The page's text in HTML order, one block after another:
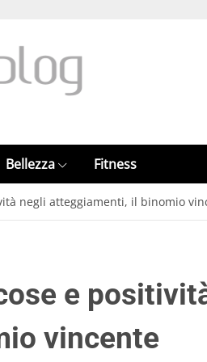
Bellezza Fitness
negli atteggiamenti, il binomio
e
vincente